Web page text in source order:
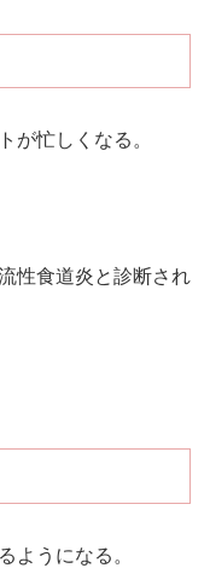
が忙しくなる。
性食道炎と診断され
ようになる。